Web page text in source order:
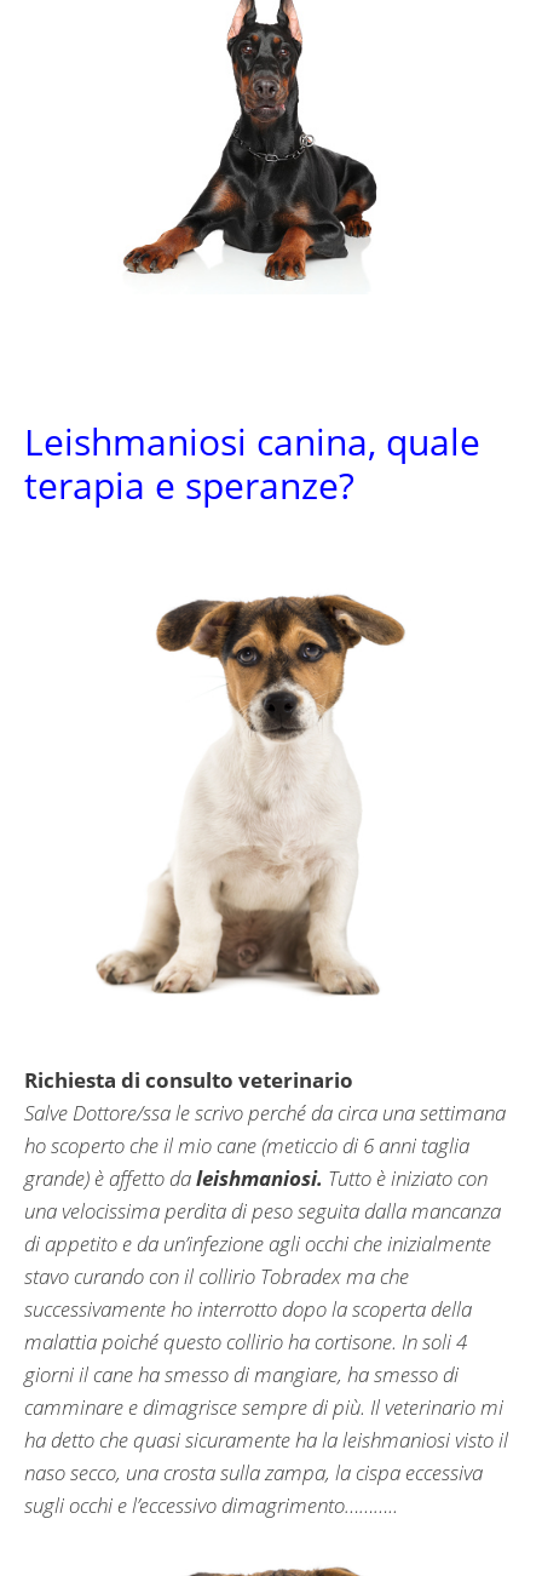
Leishmaniosi canina, quale
terapia e speranze?
Richiesta di consulto veterinario
Salve Dottore/ssa le scrivo perché da circa una settimana
ho scoperto che il mio cane (meticcio di 6 anni taglia
grande) è affetto daleishmaniosi. Tutto è iniziato con
una velocissima perdita di peso seguita dalla mancanza
di appetito e da un’infezione agli occhi che inizialmente
stavo curando con il collirio Tobradex ma che
successivamente ho interrotto dopo la scoperta della
malattia poiché questo collirio ha cortisone. In soli 4
giorni il cane ha smesso di mangiare, ha smesso di
camminare e dimagrisce sempre di più. Il veterinario mi
ha detto che quasi sicuramente ha la leishmaniosi visto il
naso secco, una crosta sulla zampa, la cispa eccessiva
sugli occhi e l’eccessivo dimagrimento………..